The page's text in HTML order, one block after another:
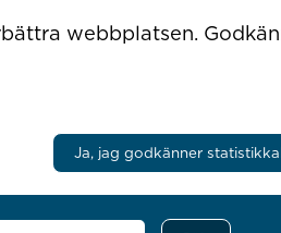
webbplatsen.
Ja, jag godkänner